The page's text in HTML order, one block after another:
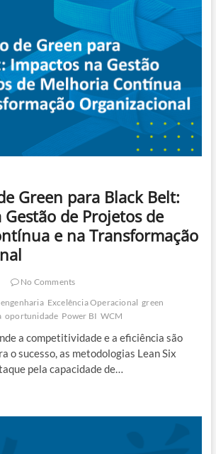
Green para Black Belt:
de Projetos de
e na Transformação
No Comments
engenharia Excelência Operacional green
oportunidade Power BI WCM
a competitividade e a eficiência são
o sucesso, as metodologias Lean Six
pela capacidade de…